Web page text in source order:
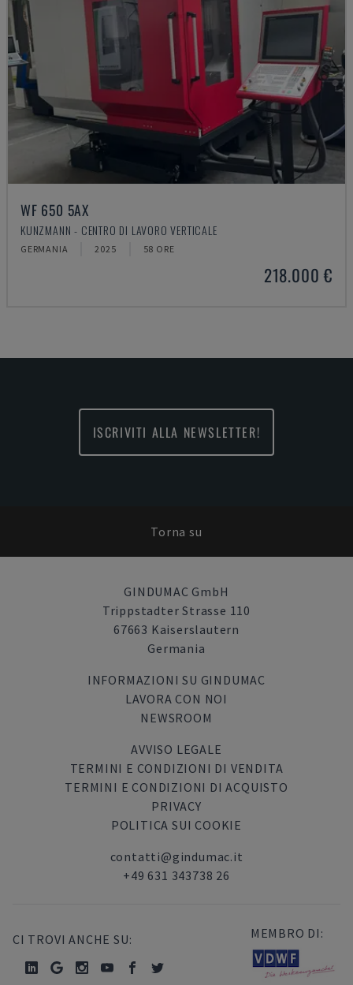
WF 650 5AX
KUNZMANN - CENTRO DI LAVORO VERTICALE
GERMANIA 2025 58 ORE
218.000 €
ISCRIVITI ALLA NEWSLETTER!
Torna su
GINDUMAC GmbH
Trippstadter Strasse 110
67663 Kaiserslautern
Germania
INFORMAZIONI SU GINDUMAC
LAVORA CON NOI
NEWSROOM
AVVISO LEGALE
TERMINI E CONDIZIONI DI VENDITA
TERMINI E CONDIZIONI DI ACQUISTO
PRIVACY
POLITICA SUI COOKIE
contatti@gindumac.it
+49 631 343738 26
CI TROVI ANCHE SU: MEMBRO DI: